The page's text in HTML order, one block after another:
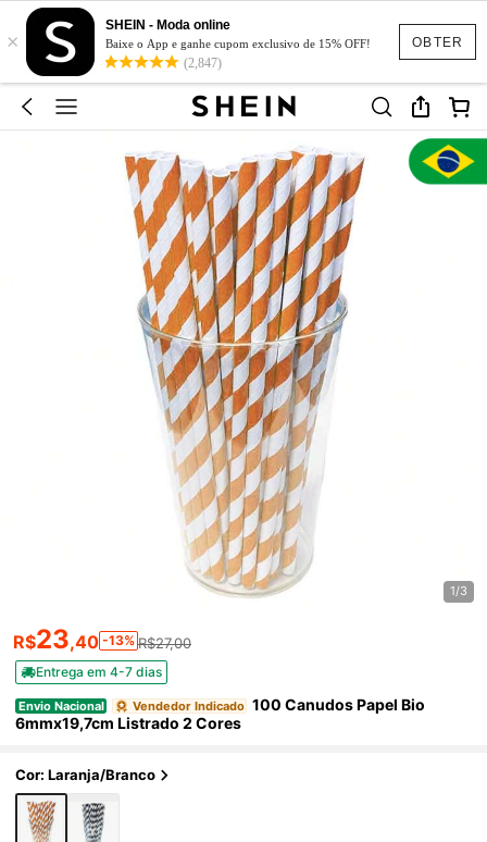
OBTER
×
SHEIN - Moda online
Baixe o App e ganhe cupom exclusivo de 15% OFF!
(2,847)
1/3
R$23,40 -13% R$27,00
Entrega em 4-7 dias
Envio Nacional Vendedor Indicado 100 Canudos Papel Bio
6mmx19,7cm Listrado 2 Cores
Cor: Laranja/Branco